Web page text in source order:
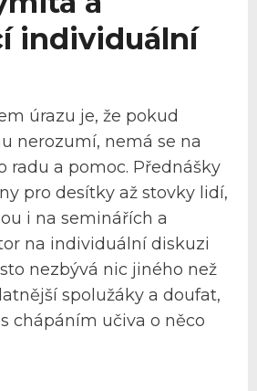
individuální
úrazu je, že pokud
nerozumí, nemá se na
radu a pomoc. Přednášky
pro desítky až stovky lidí,
i na seminářích a
na individuální diskuzi
nezbývá nic jiného než
spolužáky a doufat,
chápáním učiva o něco